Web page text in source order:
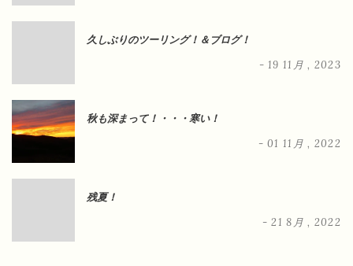
久しぶりのツーリング！＆ブログ！
- 19 11月 , 2023
秋も深まって！・・・寒い！
- 01 11月 , 2022
残夏！
- 21 8月 , 2022